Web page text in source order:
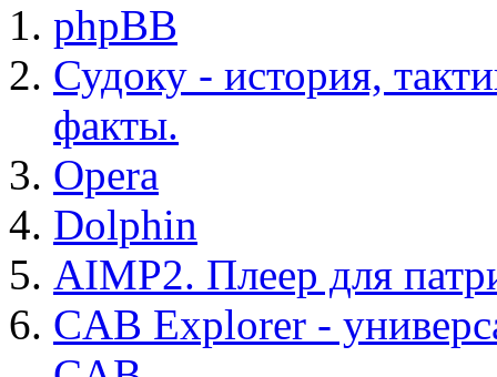
phpBB
Судоку - история,
факты.
Opera
Dolphin
AIMP2. Плеер для
CAB Explorer -